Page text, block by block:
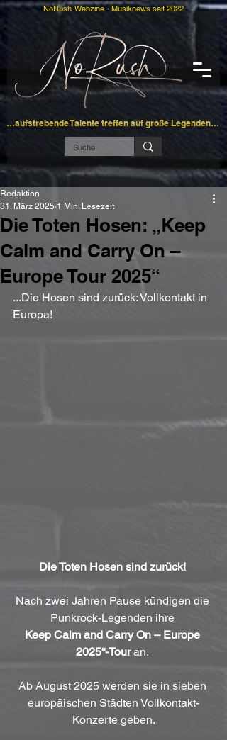
…aufstrebende Talente treffen auf große Legenden…
NoRush-Webzine - Musiknews seit 2022
Die Toten Hosen: „Keep
Calm and Carry On –
Europe Tour 2025“
Redaktion
31. März 2025 1 Min. Lesezeit
...Die Hosen sind zurück: Vollkontakt in
Europa!
Die Toten Hosen sind zurück!
Nach zwei Jahren Pause kündigen die
Punkrock-Legenden ihre
Keep Calm and Carry On – Europe
2025“-Tour an.
Ab August 2025 werden sie in sieben
europäischen Städten Vollkontakt-
Konzerte geben.